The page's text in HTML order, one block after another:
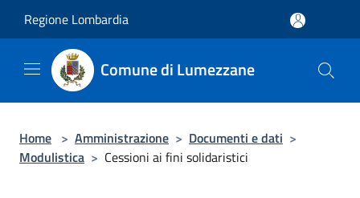
Regione Lombardia
Comune di Lumezzane
Home > Amministrazione > Documenti e dati >
Modulistica > Cessioni ai fini solidaristici